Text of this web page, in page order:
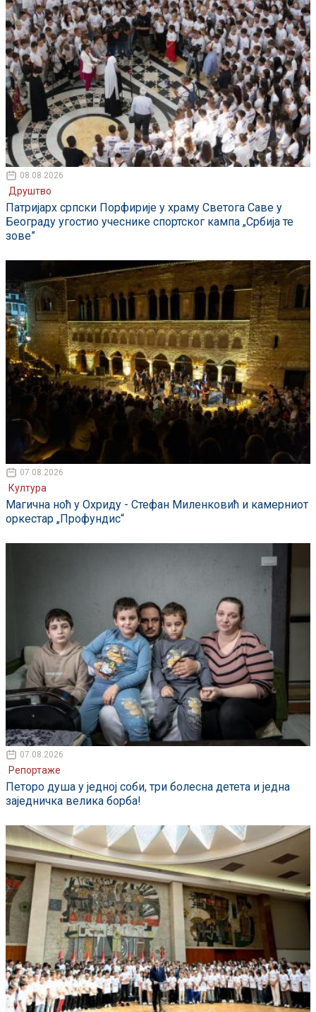
08.08.2026
Друштво
Патријарх српски Порфирије у храму Светога Саве у
Београду угостио учеснике спортског кампа „Србија те
зове”
07.08.2026
Култура
Магична ноћ у Охриду - Стефан Миленковић и камерниот
оркестар „Профундис“
07.08.2026
Репортаже
Петоро душа у једној соби, три болесна детета и једна
заједничка велика борба!